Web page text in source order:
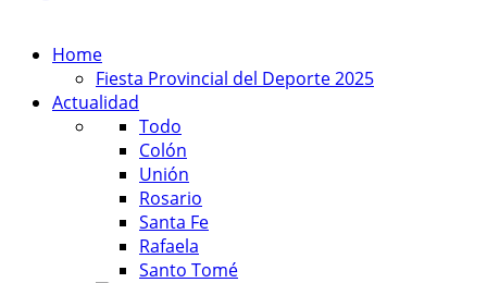
Home
Fiesta Provincial del Deporte 2025
Actualidad
Todo
Colón
Unión
Rosario
Santa Fe
Rafaela
Santo Tomé